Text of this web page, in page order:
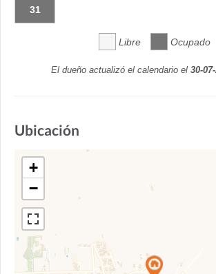
31
Libre Ocupado
El dueño actualizó el calendario el 30-
Ubicación
+
−